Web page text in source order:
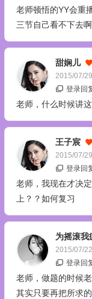
老师顿悟的YY会重
三节自己看不下去啊
甜娴儿
2015/07/29
登录回
老师，什么时候讲
王子宸
2015/07/29
登录回
老师，我现在才决
上？？如何复习
为摇滚我
2015/07/22
登录回
老师，做题的时候
其实只要再把所求